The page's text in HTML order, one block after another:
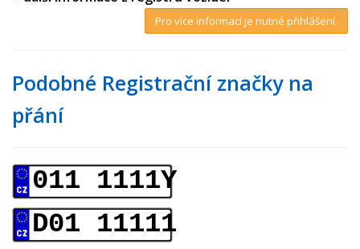
Pro více informací je nutné přihlášení.
Podobné Registrační značky na
přání
011 1111Y
D01 11111